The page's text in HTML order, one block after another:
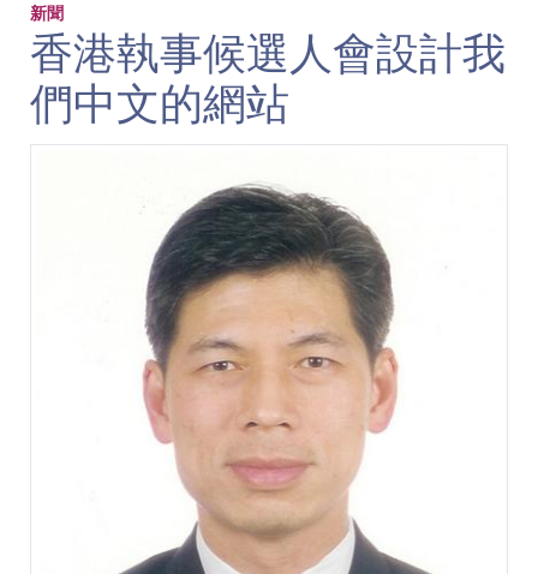
新聞
香港執事候選人會設計我
們中文的網站